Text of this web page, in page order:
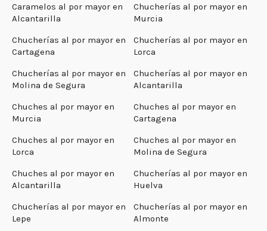
Caramelos al por mayor en
Alcantarilla
Chucherías al por mayor en
Murcia
Chucherías al por mayor en
Cartagena
Chucherías al por mayor en
Lorca
Chucherías al por mayor en
Molina de Segura
Chucherías al por mayor en
Alcantarilla
Chuches al por mayor en
Murcia
Chuches al por mayor en
Cartagena
Chuches al por mayor en
Lorca
Chuches al por mayor en
Molina de Segura
Chuches al por mayor en
Alcantarilla
Chucherías al por mayor en
Huelva
Chucherías al por mayor en
Lepe
Chucherías al por mayor en
Almonte